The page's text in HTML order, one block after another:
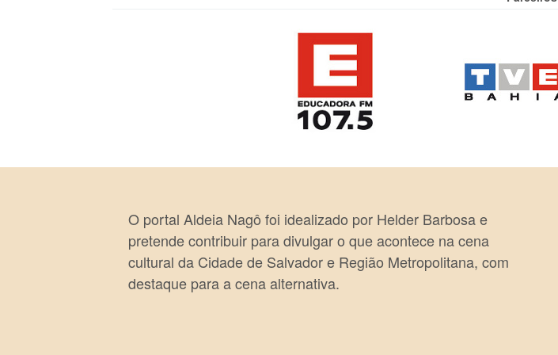
O portal Aldeia Nagô foi idealizado por Helder Barbosa e
pretende contribuir para divulgar o que acontece na cena
cultural da Cidade de Salvador e Região Metropolitana, com
destaque para a cena alternativa.